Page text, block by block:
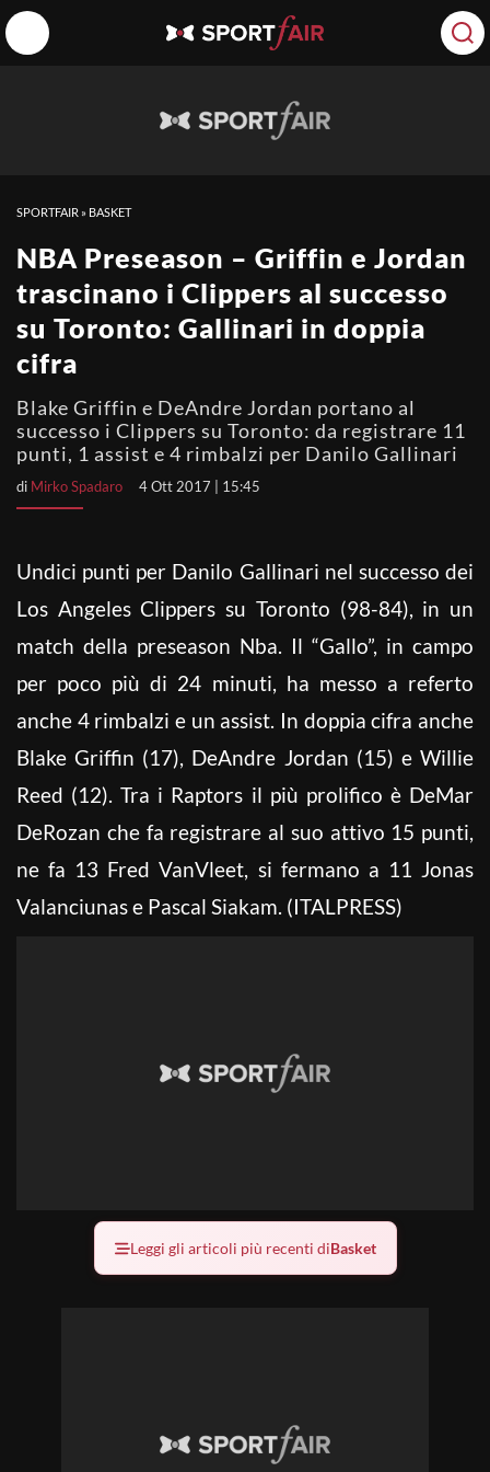
SPORTFAIR » BASKET
NBA Preseason – Griffin e Jordan
trascinano i Clippers al successo
su Toronto: Gallinari in doppia
cifra
Blake Griffin e DeAndre Jordan portano al
successo i Clippers su Toronto: da registrare 11
punti, 1 assist e 4 rimbalzi per Danilo Gallinari
di Mirko Spadaro 4 Ott 2017 | 15:45
Undici punti per Danilo Gallinari nel successo dei
Los Angeles Clippers su Toronto (98-84), in un
match della preseason Nba. Il “Gallo”, in campo
per poco più di 24 minuti, ha messo a referto
anche 4 rimbalzi e un assist. In doppia cifra anche
Blake Griffin (17), DeAndre Jordan (15) e Willie
Reed (12). Tra i Raptors il più prolifico è DeMar
DeRozan che fa registrare al suo attivo 15 punti,
ne fa 13 Fred VanVleet, si fermano a 11 Jonas
Valanciunas e Pascal Siakam. (ITALPRESS)
Leggi gli articoli più recenti diBasket